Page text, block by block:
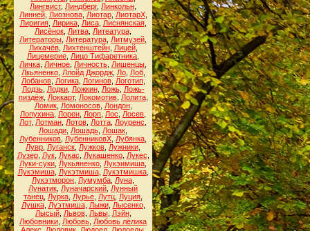
Лингвист, Линдберг, Линкольн
Линней, Лиознова, Лиотар, ЛиотарХ,
Лиригия, Лирика, Лиса, Лиснянская,
Лисёнок Литва Литеатура
Литераторы Литература Литмузей
Лихачёв, Лихтенштейн, Лицей,
Лицемерие Лицо Тифаретника
Личка Личное Личность Лишенцы
Лкьяненко, Ллойд Джордж, Ло, Лоб,
Лобанов, Логика, Логинов, Логотип,
Лодзь, Лодки, Ложкин, Ложь, Ложь-
пиздёж, Локкарт, Локомотив, Лолита,
Ломик, Ломоносов, Лондон,
Лопухина Лорен Лорп Лос Лосев
Лот, Лотман Лотов Лотта Лоуренс
Лошади Лошадь Лошак
Лубенников ЛубенниковХ Лубянка
Лувр Луганск Лужков Лужники
Лузер, Лук, Лукас Лукашенко, Лукес
Луки-суки Лукьяненко Лукэимиша
Лукэмиша, Лукэтмиша, Лукэтмишка,
Лукэтморон Лумумба Луна
Лунатик Луначарский Лунный
танец Лурка Лурье Лутц Луция
Лушка, Луэтмиша, Лыжи, Лысенко,
Лысый, Львов, Львы, Лэйн,
Любовники Любовь Любовь лёлика